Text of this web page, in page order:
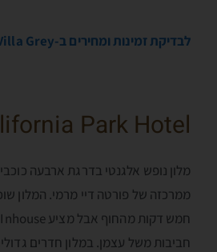
לבדיקת זמינות ומחירים ב-Villa Grey, הקליקו כאן…
Park Hotel
מלון נופש אלגנטי בדרגת ארבעה
ממרכזה של פורטה דיי מרמי. המלון
חביבות משל עצמן. במלון חדרים